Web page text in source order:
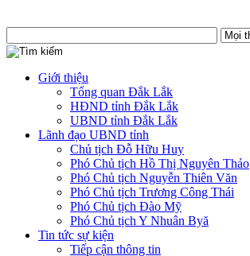
Giới thiệu
Tổng quan Đắk Lắk
HĐND tỉnh Đắk Lắk
UBND tỉnh Đắk Lắk
Lãnh đạo UBND tỉnh
Chủ tịch Đỗ Hữu Huy
Phó Chủ tịch Hồ Thị Nguyên Thảo
Phó Chủ tịch Nguyễn Thiên Văn
Phó Chủ tịch Trương Công Thái
Phó Chủ tịch Đào Mỹ
Phó Chủ tịch Y Nhuân Byă
Tin tức sự kiện
Tiếp cận thông tin